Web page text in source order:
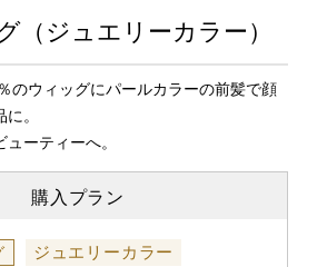
（ジュエリーカラー）
のウィッグにパールカラーの前髪で顔
。
ーティーへ。
購入プラン
ジュエリーカラー